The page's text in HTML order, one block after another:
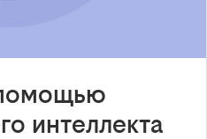
интеллекта